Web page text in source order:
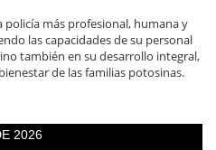
policía más profesional, humana y
las capacidades de su personal
también en su desarrollo integral,
de las familias potosinas.
2026